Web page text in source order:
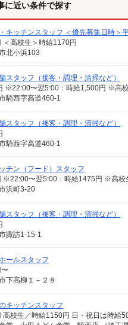
に近い条件で探す
キッチンスタッフ ＜優先募集日時
＜高校生＞時給1170円
北小浜103
スタッフ（接客・調理・清掃など）
※22:00〜翌5:00：時給1,500円 ※高
騎西字高道460-1
スタッフ（接客・調理・清掃など）
騎西字高道460-1
チン（フード）スタッフ
浜町3-20
スタッフ（接客・調理・清掃など）
諏訪1-15-1
ールスタッフ
下高柳１－２８
キッチンスタッフ
高校生／時給1150円 日・祝日は時給